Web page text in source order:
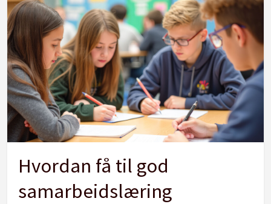
Hvordan få til god
samarbeidslæring